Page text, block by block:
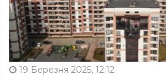
19 Березня 2025, 12:12